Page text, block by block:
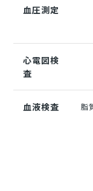
血圧測定
心電図検
査
血液検査 脂